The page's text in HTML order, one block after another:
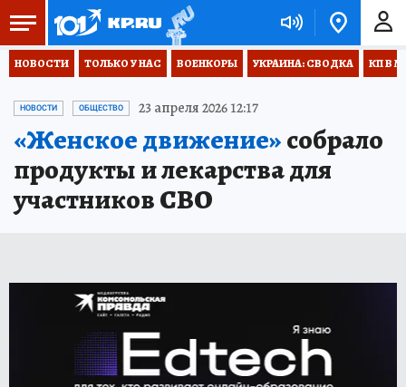
НОВОСТИ ТОЛЬКО У НАС ВОЕНКОРЫ УКРАИНА: СВОДКА КП В
НОВОСТИ ОБЩЕСТВО 23 апреля 2026 12:17
«Женское движение»собрало
продукты и лекарства для
участников СВО